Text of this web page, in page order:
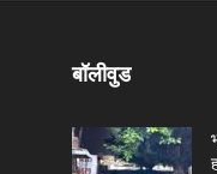
बॉलीवुड